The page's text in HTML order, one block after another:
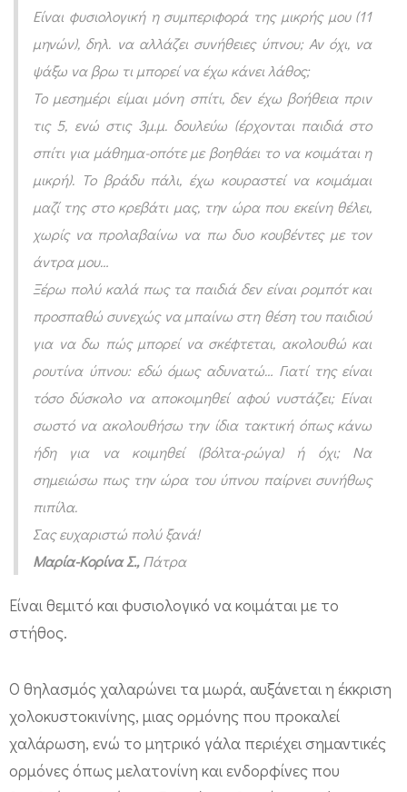
α
σ
τ
κ
α
ρ
ό
Είναι φυσιολογική η συμπεριφορά της μικρής μου (11
μηνών), δηλ. να αλλάζει συνήθειες ύπνου; Αν όχι, να
ψάξω να βρω τι μπορεί να έχω κάνει λάθος;
Το μεσημέρι είμαι μόνη σπίτι, δεν έχω βοήθεια πριν
τις 5, ενώ στις 3μ.μ. δουλεύω (έρχονται παιδιά στο
σπίτι για μάθημα-οπότε με βοηθάει το να κοιμάται η
μικρή). Το βράδυ πάλι, έχω κουραστεί να κοιμάμαι
μαζί της στο κρεβάτι μας, την ώρα που εκείνη θέλει,
χωρίς να προλαβαίνω να πω δυο κουβέντες με τον
άντρα μου…
Ξέρω πολύ καλά πως τα παιδιά δεν είναι ρομπότ και
προσπαθώ συνεχώς να μπαίνω στη θέση του παιδιού
για να δω πώς μπορεί να σκέφτεται, ακολουθώ και
ρουτίνα ύπνου: εδώ όμως αδυνατώ… Γιατί της είναι
τόσο δύσκολο να αποκοιμηθεί αφού νυστάζει; Είναι
σωστό να ακολουθήσω την ίδια τακτική όπως κάνω
ήδη για να κοιμηθεί (βόλτα-ρώγα) ή όχι; Να
σημειώσω πως την ώρα του ύπνου παίρνει συνήθως
πιπίλα.
Σας ευχαριστώ πολύ ξανά!
Μαρία-Κορίνα Σ.,Πάτρα
Είναι θεμιτό και φυσιολογικό να κοιμάται με το
στήθος.
Ο θηλασμός χαλαρώνει τα μωρά, αυξάνεται η έκκριση
χολοκυστοκινίνης, μιας ορμόνης που προκαλεί
χαλάρωση, ενώ το μητρικό γάλα περιέχει σημαντικές
ορμόνες όπως μελατονίνη και ενδορφίνες που